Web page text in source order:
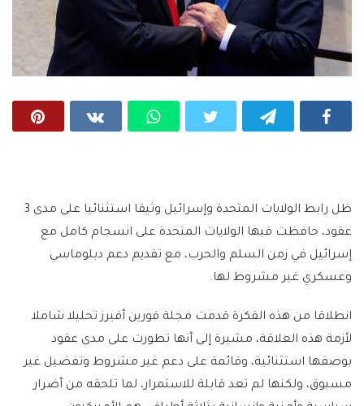
ظل رابط الولايات المتحدة وإسرائيل وثيقا استثنائيا على مدى 3
عقود، حافظت فيها الولايات المتحدة على انسجام كامل مع
إسرائيل في زمن السلم والحرب، مع تقديم دعم دبلوماسي
وعسكري غير مشروط لها.
انطلاقا من هذه الفكرة قدمت مجلة فورين أفيرز تحليلا شاملا
لأزمة هذه العلاقة، مشيرة إلى أنها تطورت على مدى عقود
بوصفها استثنائية، وقائمة على دعم غير مشروط وتفضيل غير
مسبوق، ولكنها لم تعد قابلة للاستمرار، لما تلحقه من أضرار